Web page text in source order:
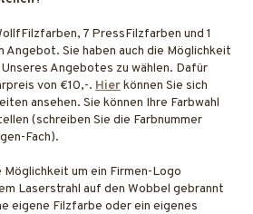
7 PressFilzfarben und 1
Angebot. Sie haben auch die Möglichkeit
Angebotes zu wählen. Dafür
von €10,-. Hierkönnen Sie sich
ansehen. Sie können Ihre Farbwahl
(schreiben Sie die Farbnummer
Fach).
um ein Firmen-Logo
Laserstrahl auf den Wobbel gebrannt
eigene Filzfarbe oder ein eigenes